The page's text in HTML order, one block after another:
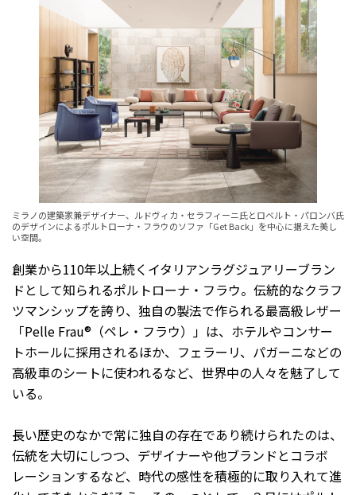
ミラノの建築家兼デザイナー、ルドヴィカ・セラフィーニ氏とロベルト・パロンバ氏
のデザインによるポルトローナ・フラウのソファ「Get Back」を中心に据えた美し
い空間。
創業から110年以上続くイタリアンラグジュアリーブラン
ドとして知られるポルトローナ・フラウ。伝統的なクラフ
ツマンシップを誇り、独自の製法で作られる最高級レザー
「Pelle Frau®（ペレ・フラウ）」は、ホテルやコンサー
トホールに採用されるほか、フェラーリ、パガーニなどの
高級車のシートに使われるなど、世界中の人々を魅了して
いる。
長い歴史のなかで常に独自の存在であり続けられたのは、
伝統を大切にしつつ、デザイナーや他ブランドとコラボ
レーションするなど、時代の感性を積極的に取り入れて進